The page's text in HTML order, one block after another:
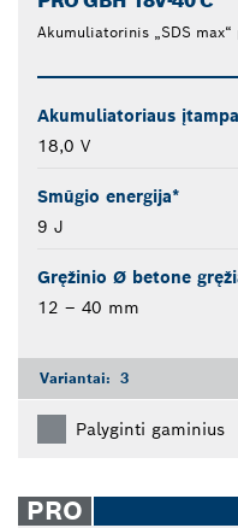
Akumuliatorinis „SDS
Akumuliatoriaus
18,0 V
Smūgio energija*
9 J
Gręžinio Ø betone
12 – 40 mm
Variantai: 3
Palyginti gaminius
PRO